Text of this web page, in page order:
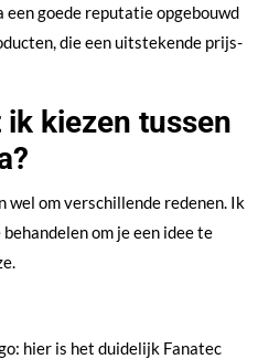
goede reputatie opgebouwd
die een uitstekende prijs-
kiezen tussen
wel om verschillende redenen. Ik
om je een idee te
hier is het duidelijk Fanatec